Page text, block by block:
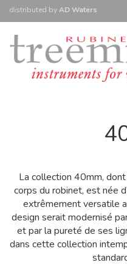
distributed byAD Waters
La collection 40mm,
corps du robinet, est née
extrêmement versatile
design serait modernisé
et par la pureté de ses
dans cette collection